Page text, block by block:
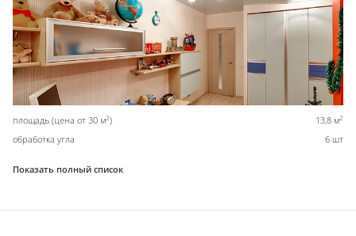
площадь (цена от 30 м2) 13,8 м2
обработка угла 6 шт
Показать полный список